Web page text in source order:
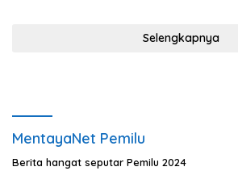
Selengkapnya
MentayaNet Pemilu
Berita hangat seputar Pemilu 2024